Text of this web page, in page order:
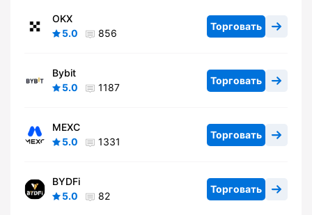
OKX
5.0
856
Торговать
Bybit
5.0
1187
Торговать
MEXC
5.0
1331
Торговать
BYDFi
5.0
82
Торговать